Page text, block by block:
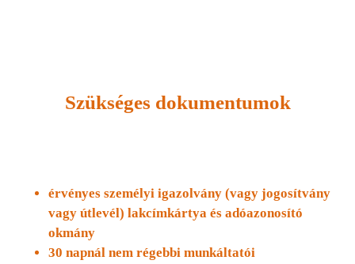
Szükséges dokumentumok
érvényes személyi igazolvány (vagy jogosítvány
vagy útlevél) lakcímkártya és adóazonosító
okmány
30 napnál nem régebbi munkáltatói